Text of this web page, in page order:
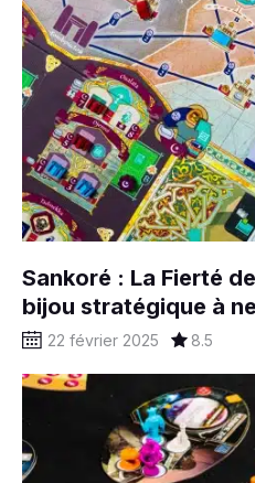
Sankoré : La Fierté
bijou stratégique à
22 février 2025 8.5